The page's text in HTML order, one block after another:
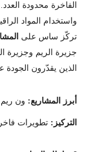
الفاخرة محدودة
واستخدام المواد
تركّز ساس على
جزيرة الريم وجزيرة
الذين يقدّرون
أبرز المشاريع: ون ريم
التركيز: تطويرات